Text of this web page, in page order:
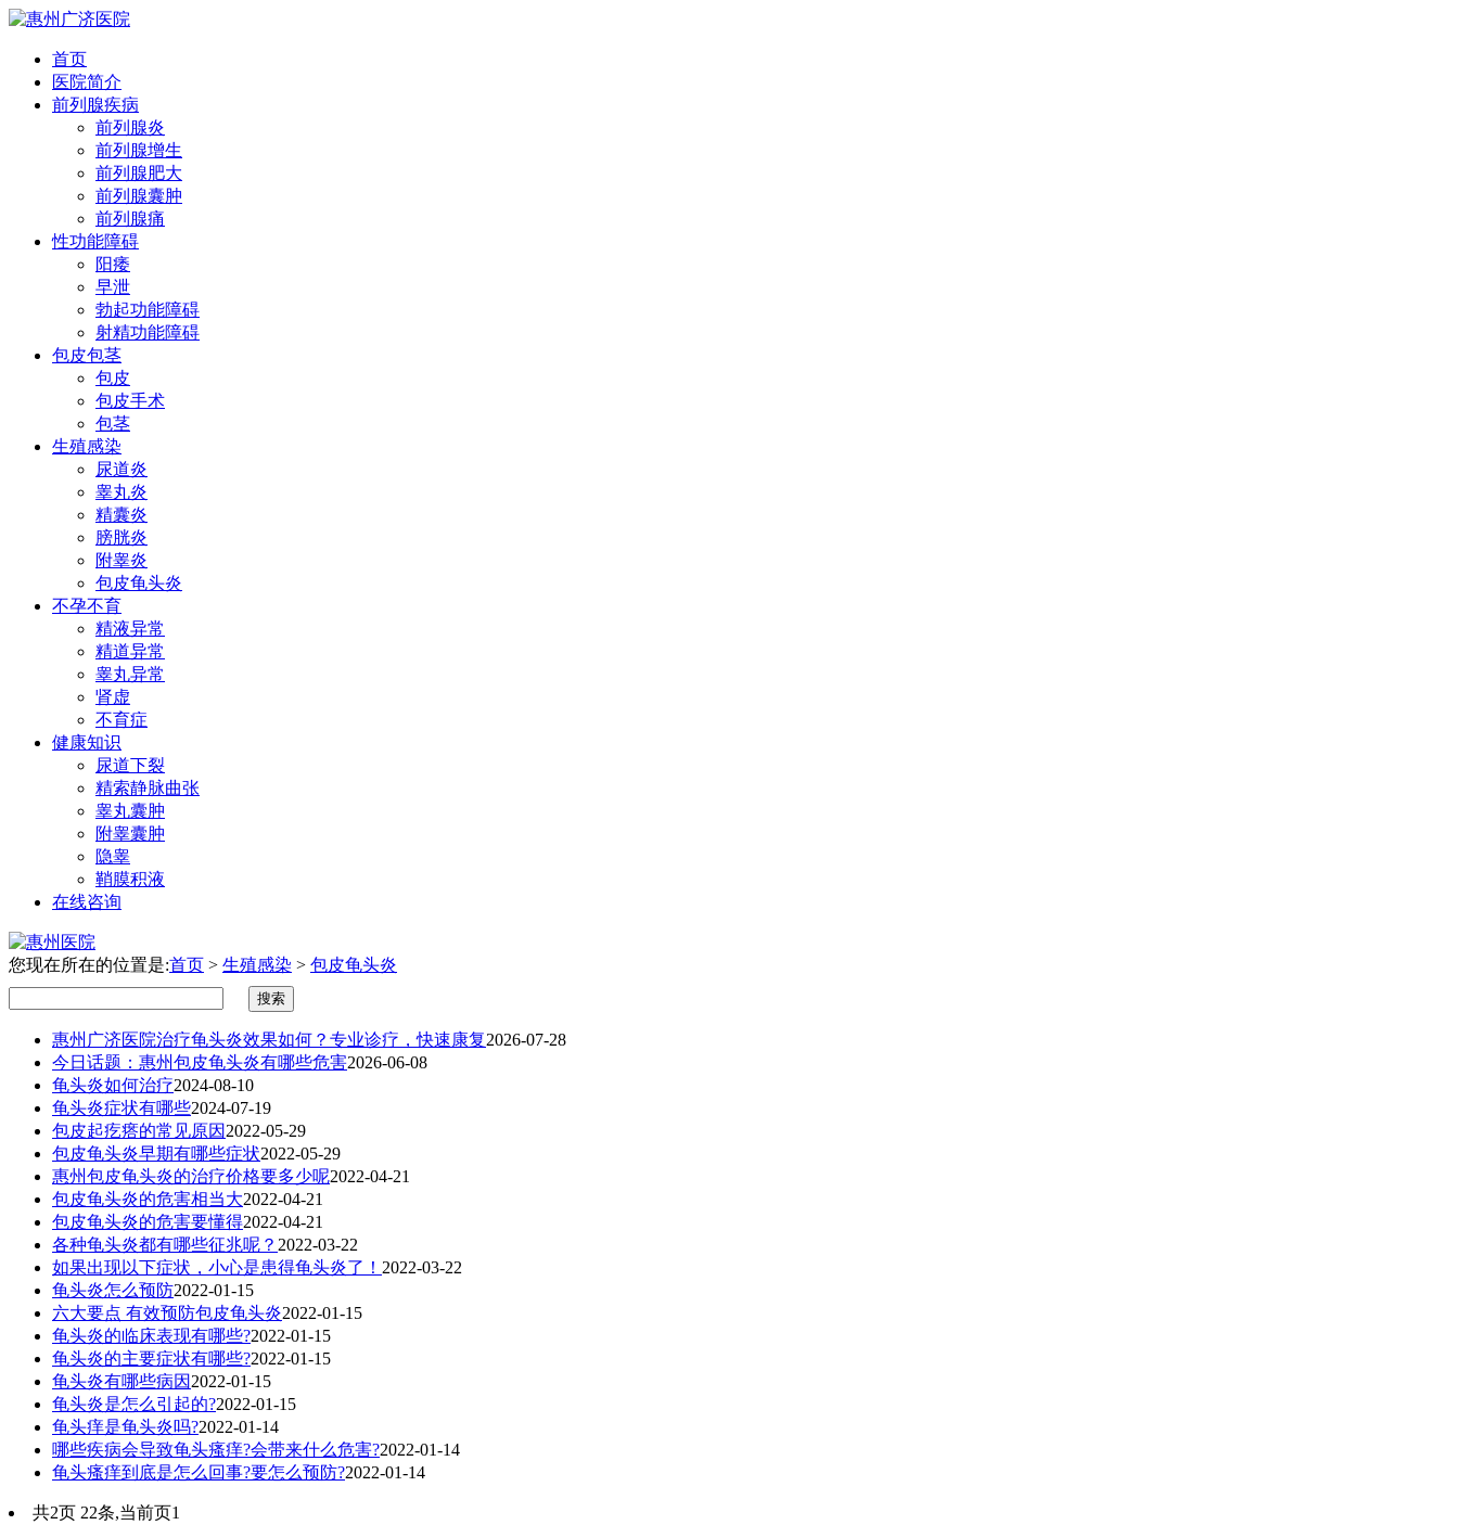
首页
医院简介
前列腺疾病
前列腺炎
前列腺增生
前列腺肥大
前列腺囊肿
前列腺痛
性功能障碍
阳痿
早泄
勃起功能障碍
射精功能障碍
包皮包茎
包皮
包皮手术
包茎
生殖感染
尿道炎
睾丸炎
精囊炎
膀胱炎
附睾炎
包皮龟头炎
不孕不育
精液异常
精道异常
睾丸异常
肾虚
不育症
健康知识
尿道下裂
精索静脉曲张
睾丸囊肿
附睾囊肿
隐睾
鞘膜积液
在线咨询
您现在所在的位置是:首页 > 生殖感染 > 包皮龟头炎
惠州广济医院治疗龟头炎效果如何？专业诊疗，快速康复2026-07-28
今日话题：惠州包皮龟头炎有哪些危害2026-06-08
龟头炎如何治疗2024-08-10
龟头炎症状有哪些2024-07-19
包皮起疙瘩的常见原因 2022-05-29
包皮龟头炎早期有哪些症状2022-05-29
惠州包皮龟头炎的治疗价格要多少呢2022-04-21
包皮龟头炎的危害相当大2022-04-21
包皮龟头炎的危害要懂得2022-04-21
各种龟头炎都有哪些征兆呢？ 2022-03-22
如果出现以下症状，小心是患得龟头炎了！ 2022-03-22
龟头炎怎么预防2022-01-15
六大要点 有效预防包皮龟头炎2022-01-15
龟头炎的临床表现有哪些?2022-01-15
龟头炎的主要症状有哪些?2022-01-15
龟头炎有哪些病因 2022-01-15
龟头炎是怎么引起的?2022-01-15
龟头痒是龟头炎吗?2022-01-14
哪些疾病会导致龟头瘙痒?会带来什么危害?2022-01-14
龟头瘙痒到底是怎么回事?要怎么预防?2022-01-14
共2页 22条,当前页1